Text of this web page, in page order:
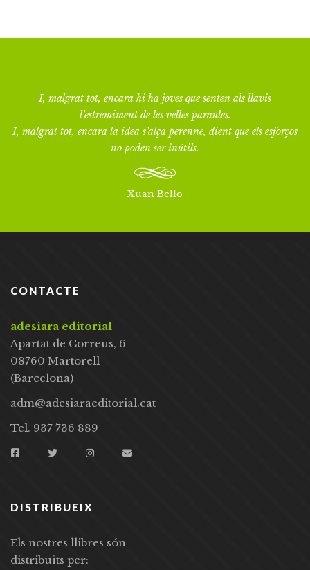
I, malgrat tot, encara hi ha joves que senten als llavis
l’estremiment de les velles paraules.
I, malgrat tot, encara la idea s’alça perenne, dient que els esforços
no poden ser inútils.
Xuan Bello
CONTACTE
adesiara editorial
Apartat de Correus, 6
08760 Martorell
(Barcelona)
adm@adesiaraeditorial.cat
Tel. 937 736 889
DISTRIBUEIX
Els nostres llibres són
distribuïts per: